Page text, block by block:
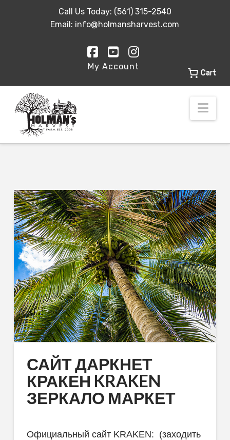
Call Us Today: (561) 315-2540
Email: info@holmansharvest.com
Facebook
YouTubeInstagram
Cart
My Account
САЙТ ДАРКНЕТ
КРАКЕН KRAKEN
ЗЕРКАЛО МАРКЕТ
Официальный сайт KRAKEN: (заходить